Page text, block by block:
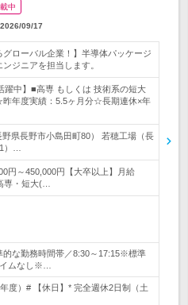
中
2026/09/17
グローバル企業！】半導体パッケージ
ジニアを担当します。
躍中】■高専 もしくは 技術系の短大
年度実績：5.5ヶ月分☆長期連休×年
県長野市小島田町80） 若穂工場（長
）…
円～450,000円【大卒以上】月給
専・短大(…
な勤務時間帯／8:30～17:15※標準
ムなし※…
度）# 【休日】* 完全週休2日制（土